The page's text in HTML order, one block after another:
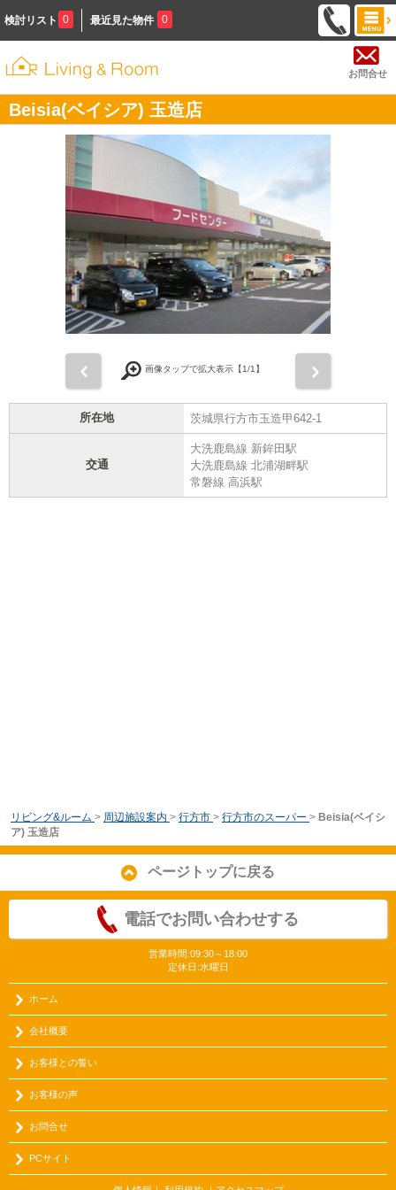
検討リスト 0 最近見た物件 0
お問合せ
Beisia(ベイシア) 玉造店
画像タップで拡大表示【1/1】
所在地 茨城県行方市玉造甲642-1
交通
大洗鹿島線 新鉾田駅
大洗鹿島線 北浦湖畔駅
常磐線 高浜駅
リビング&ルーム > 周辺施設案内 > 行方市 > 行方市のスーパー > Beisia(ベイシ
ア) 玉造店
ページトップに戻る
電話でお問い合わせする
営業時間:09:30～18:00
定休日:水曜日
ホーム
会社概要
お客様との誓い
お客様の声
お問合せ
PCサイト